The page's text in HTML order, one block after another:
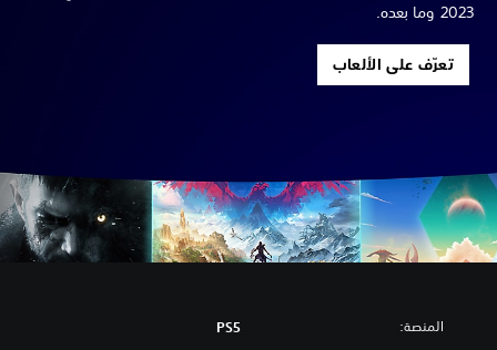
2023 وما بعده.
تعرّف على الألعاب
المنصة: PS5